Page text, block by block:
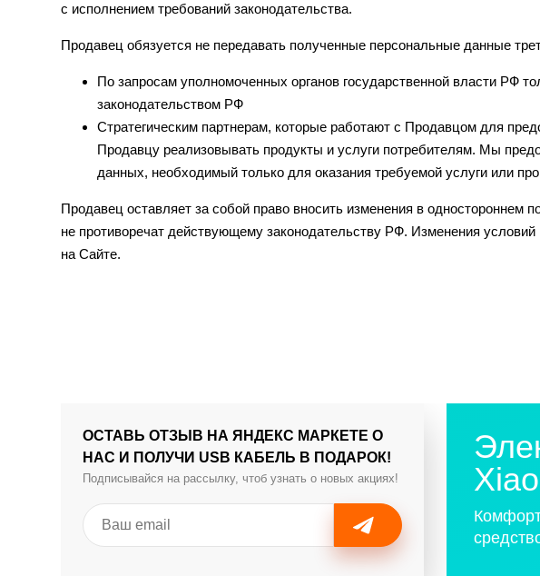
с исполнением требований законодательства.
Продавец обязуется не передавать полученные персональные данные
По запросам уполномоченных органов государственной власти РФ
законодательством РФ
Стратегическим партнерам, которые работают с Продавцом для
Продавцу реализовывать продукты и услуги потребителям. Мы
данных, необходимый только для оказания требуемой услуги или
Продавец оставляет за собой право вносить изменения в одностороннем
не противоречат действующему законодательству РФ. Изменения
на Сайте.
ОСТАВЬ ОТЗЫВ НА ЯНДЕКС МАРКЕТЕ О
НАС И ПОЛУЧИ USB КАБЕЛЬ В ПОДАРОК!
Подписывайся на рассылку, чтоб узнать о новых акциях!